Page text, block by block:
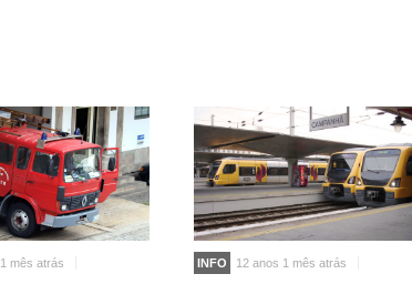
mês atrás INFO 12 anos 1 mês atrás